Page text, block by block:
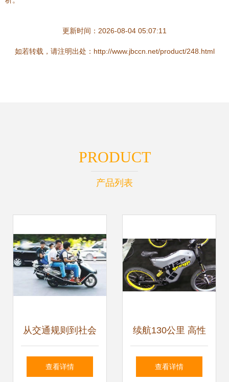
更新时间：2026-08-04 05:07:11
如若转载，请注明出处：http://www.jbccn.net/product/248.html
PRODUCT
产品列表
从交通规则到社会
秩序 反思日常生活
查看详情
续航130公里 高性
能电动自行车开启
查看详情